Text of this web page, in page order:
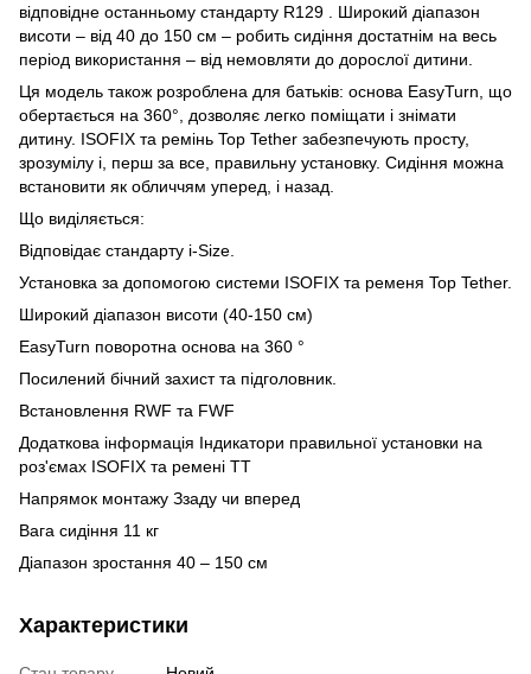
відповідне останньому стандарту R129 . Широкий діапазон
висоти – від 40 до 150 см – робить сидіння достатнім на весь
період використання – від немовляти до дорослої дитини.
Ця модель також розроблена для батьків: основа EasyTurn, що
обертається на 360°, дозволяє легко поміщати і знімати
дитину. ISOFIX та ремінь Top Tether забезпечують просту,
зрозумілу і, перш за все, правильну установку. Сидіння можна
встановити як обличчям уперед, і назад.
Що виділяється:
Відповідає стандарту i-Size.
Установка за допомогою системи ISOFIX та ременя Top Tether.
Широкий діапазон висоти (40-150 см)
EasyTurn поворотна основа на 360 °
Посилений бічний захист та підголовник.
Встановлення RWF та FWF
Додаткова інформація Індикатори правильної установки на
роз'ємах ISOFIX та ремені ТТ
Напрямок монтажу Ззаду чи вперед
Вага сидіння 11 кг
Діапазон зростання 40 – 150 см
Характеристики